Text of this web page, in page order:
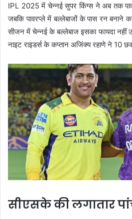
IPL 2025 में चेन्नई सुपर किंग्स ने अब तक
जबकि पावरप्ले में बल्लेबाजों के पास रन बनाने
सीजन में चेन्नई के बल्लेबाज इसका फायदा नहीं
नाइट राइडर्स के कप्तान अजिंक्य रहाणे ने 10
सीएसके की लगातार